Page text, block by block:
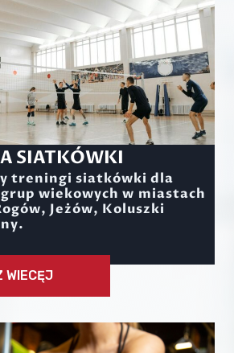
SIATKÓWKI
treningi siatkówki dla
wiekowych w miastach
Jeżów, Koluszki
WIECĘJ